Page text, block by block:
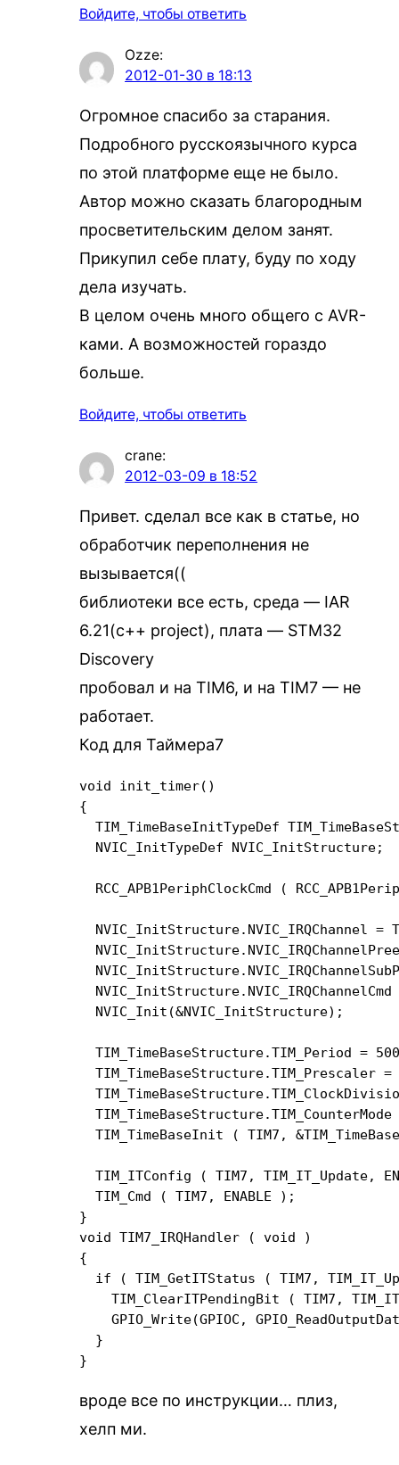
Войдите, чтобы ответить
Ozze:
2012-01-30 в 18:13
Огромное спасибо за старания.
Подробного русскоязычного курса
по этой платформе еще не было.
Автор можно сказать благородным
просветительским делом занят.
Прикупил себе плату, буду по ходу
дела изучать.
В целом очень много общего с AVR-
ками. А возможностей гораздо
больше.
Войдите, чтобы ответить
crane:
2012-03-09 в 18:52
Привет. сделал все как в статье, но
обработчик переполнения не
вызывается((
библиотеки все есть, среда — IAR
6.21(c++ project), плата — STM32
Discovery
пробовал и на TIM6, и на TIM7 — не
работает.
Код для Таймера7
void init_timer()
{
TIM_TimeBaseInitTypeDef
  NVIC_InitTypeDef NVIC_InitStructure;
RCC_APB1PeriphClockCmd (
NVIC_InitStructure.NVIC_IRQChannel =
NVIC_InitStructure.NVIC_IRQChannelCmd
  NVIC_Init(&NVIC_InitStructure);
TIM_TimeBaseStructure.TIM_Period =
TIM_TimeBaseStructure.TIM_Prescaler =
TIM_TimeBaseStructure.TIM_CounterMode
TIM_TimeBaseInit ( TIM7,
TIM_ITConfig ( TIM7, TIM_IT_Update,
  TIM_Cmd ( TIM7, ENABLE );
}
void TIM7_IRQHandler ( void )
{
if ( TIM_GetITStatus ( TIM7,
TIM_ClearITPendingBit ( TIM7,
GPIO_Write(GPIOC,
  }
вроде все по инструкции… плиз,
хелп ми.